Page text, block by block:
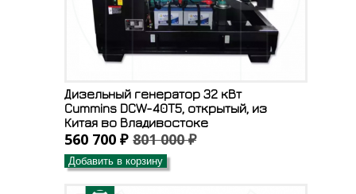
Дизельный генератор 32 кВт
Cummins DCW-40T5, открытый, из
Китая во Владивостоке
560 700 ₽ 801 000 ₽
Добавить в корзину